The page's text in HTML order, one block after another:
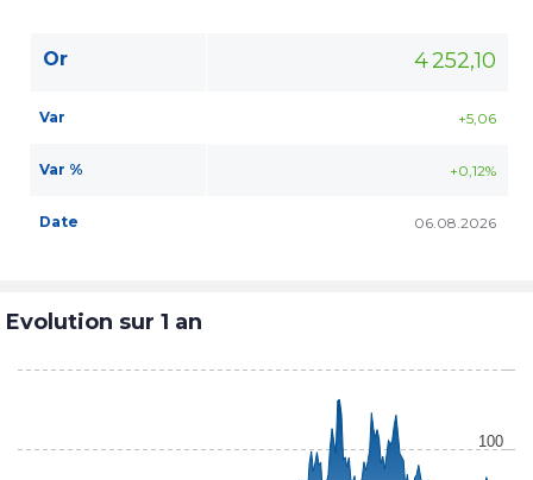
Or 4 252,10
Var +5,06
Var % +0,12%
Date 06.08.2026
Evolution sur 1 an
100